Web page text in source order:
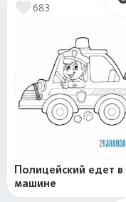
683
Полицейский едет в
машине